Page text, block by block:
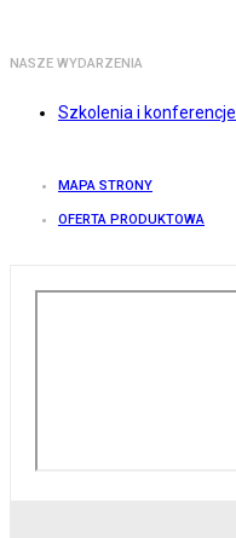
NASZE WYDARZENIA
Szkolenia i konferencje
MAPA STRONY
OFERTA PRODUKTOWA